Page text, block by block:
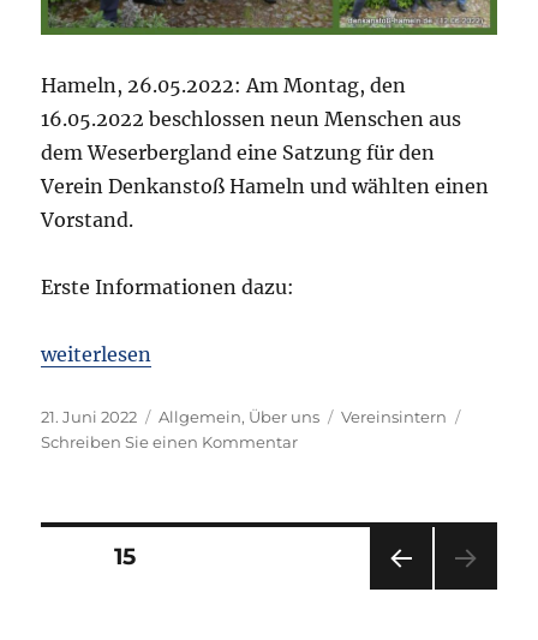
Hameln, 26.05.2022: Am Montag, den
16.05.2022 beschlossen neun Menschen aus
dem Weserbergland eine Satzung für den
Verein Denkanstoß Hameln und wählten einen
Vorstand.
Erste Informationen dazu:
„Erste Meldung – Vereinsgründung: Denkanstoß
weiterlesen
Veröffentlicht
am
21. Juni 2022 Kategorien
Allgemein, Über uns Schlagwörter
Vereinsintern
Schreiben Sie einen Kommentarzu
Denkanstoß
Seitennummerierung
SEITE15